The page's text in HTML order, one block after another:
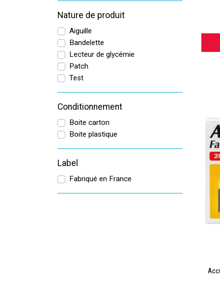
Nature de produit
Aiguille
Bandelette
Lecteur de glycémie
Patch
Test
Conditionnement
Boite carton
Boite plastique
Label
Fabriqué en France